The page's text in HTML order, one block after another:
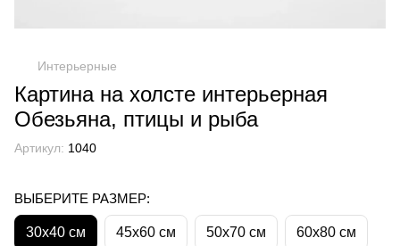
Интерьерные
Картина на холсте интерьерная
Обезьяна, птицы и рыба
Артикул: 1040
ВЫБЕРИТЕ РАЗМЕР:
30х40 см 45х60 см 50х70 см 60х80 см